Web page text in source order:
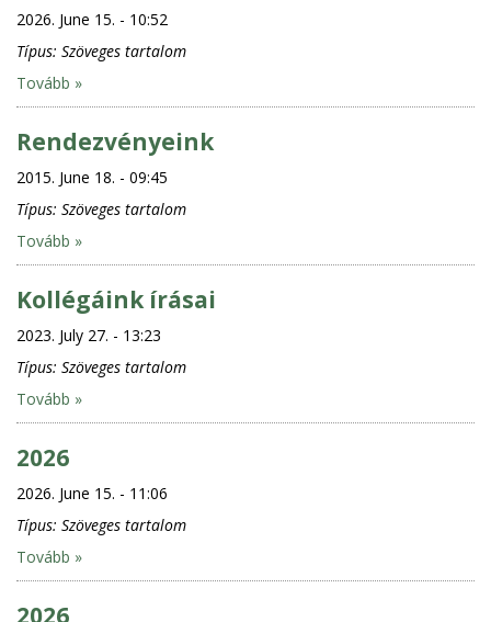
2026. June 15. - 10:52
Típus: Szöveges tartalom
Tovább »
Rendezvényeink
2015. June 18. - 09:45
Típus: Szöveges tartalom
Tovább »
Kollégáink írásai
2023. July 27. - 13:23
Típus: Szöveges tartalom
Tovább »
2026
2026. June 15. - 11:06
Típus: Szöveges tartalom
Tovább »
2026